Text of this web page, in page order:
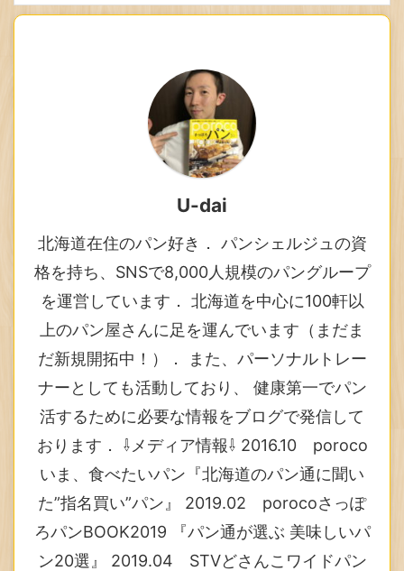
U-dai
北海道在住のパン好き． パンシェルジュの資
格を持ち、SNSで8,000人規模のパングループ
を運営しています． 北海道を中心に100軒以
上のパン屋さんに足を運んでいます（まだま
だ新規開拓中！）． また、パーソナルトレー
ナーとしても活動しており、 健康第一でパン
活するために必要な情報をブログで発信して
おります． ⇩メディア情報⇩ 2016.10 poroco
いま、食べたいパン『北海道のパン通に聞い
た”指名買い”パン』 2019.02 porocoさっぽ
ろパンBOOK2019 『パン通が選ぶ 美味しいパ
ン20選』 2019.04 STVどさんこワイドパン